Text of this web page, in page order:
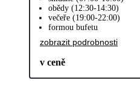
obědy (12:30-14:30)
večeře (19:00-22:00)
formou bufetu
zobrazit podrobnosti
v ceně